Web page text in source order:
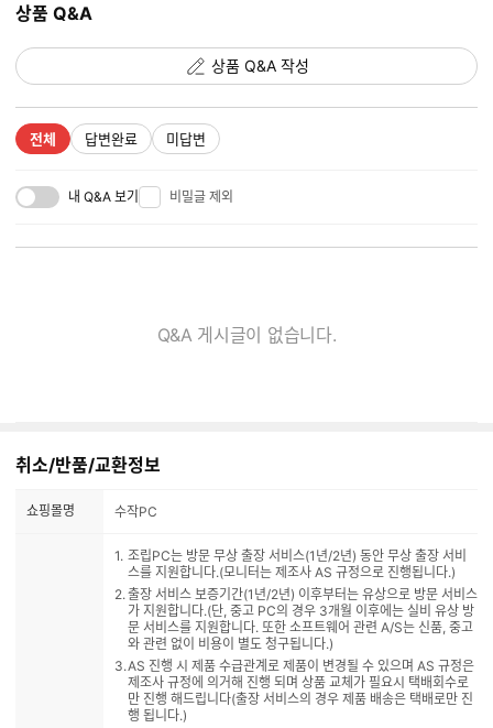
상품 Q&A
상품 Q&A 작성
전체 답변완료 미답변
내 Q&A 보기 비밀글 제외
Q&A 게시글이 없습니다.
취소/반품/교환정보
쇼핑몰명 수작PC
조립PC는 방문 무상 출장 서비스(1년/2년) 동안 무상 출장 서비
스를 지원합니다.(모니터는 제조사 AS 규정으로 진행됩니다.)
출장 서비스 보증기간(1년/2년) 이후부터는 유상으로 방문 서비스
가 지원합니다.(단, 중고 PC의 경우 3개월 이후에는 실비 유상 방
문 서비스를 지원합니다. 또한 소프트웨어 관련 A/S는 신품, 중고
와 관련 없이 비용이 별도 청구됩니다.)
AS 진행 시 제품 수급관계로 제품이 변경될 수 있으며 AS 규정은
제조사 규정에 의거해 진행 되며 상품 교체가 필요시 택배회수로
만 진행 해드립니다(출장 서비스의 경우 제품 배송은 택배로만 진
행 됩니다.)